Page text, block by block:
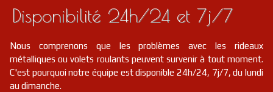
Disponibilité 24h/24 et 7j/7
Nous comprenons que les problèmes avec les rideaux
métalliques ou volets roulants peuvent survenir à tout moment.
C'est pourquoi notre équipe est disponible 24h/24, 7j/7, du lundi
au dimanche.